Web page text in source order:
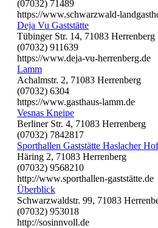
(07032) 71489
https://www.schwarzwald-
Deja Vu Gaststätte
Tübinger Str. 14, 71083 Herrenberg
(07032) 911639
https://www.deja-vu-herrenberg.de
Lamm
Achalmstr. 2, 71083 Herrenberg
(07032) 6304
https://www.gasthaus-lamm.de
Vesnas Kneipe
Berliner Str. 4, 71083 Herrenberg
(07032) 7842817
Sporthallen Gaststätte Haslacher Hof
Häring 2, 71083 Herrenberg
(07032) 9568210
http://www.sporthallen-gaststätte.de
Überblick
Schwarzwaldstr. 99, 71083
(07032) 953018
http://sosinnvoll.de